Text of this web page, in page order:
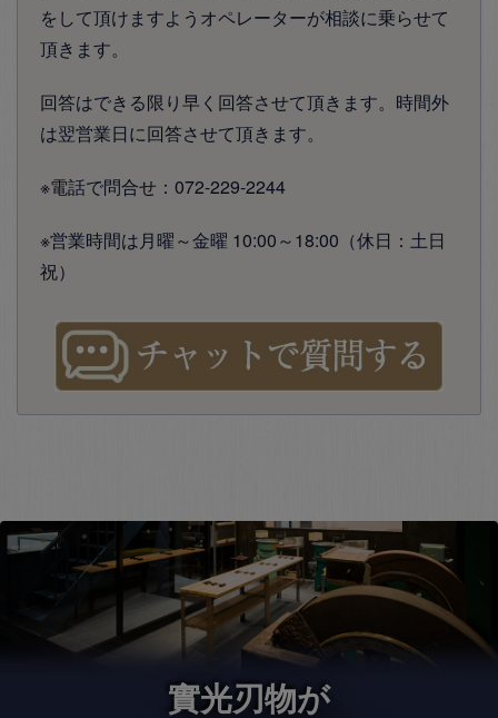
をして頂けますようオペレーターが相談に乗らせて
頂きます。
回答はできる限り早く回答させて頂きます。時間外
は翌営業日に回答させて頂きます。
※電話で問合せ：072-229-2244
※営業時間は月曜～金曜 10:00～18:00（休日：土日
祝）
實光刃物が